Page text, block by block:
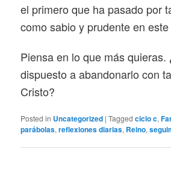
el primero que ha pasado por
como sabio y prudente en este
Piensa en lo que más quieras.
dispuesto a abandonarlo con
Cristo?
Posted in Uncategorized |Tagged ciclo c,
parábolas,reflexiones diarias, Reino,